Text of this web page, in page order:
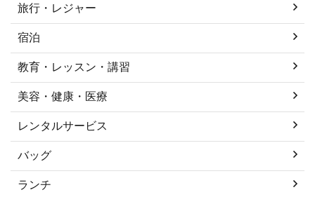
旅行・レジャー
宿泊
教育・レッスン・講習
美容・健康・医療
レンタルサービス
バッグ
ランチ